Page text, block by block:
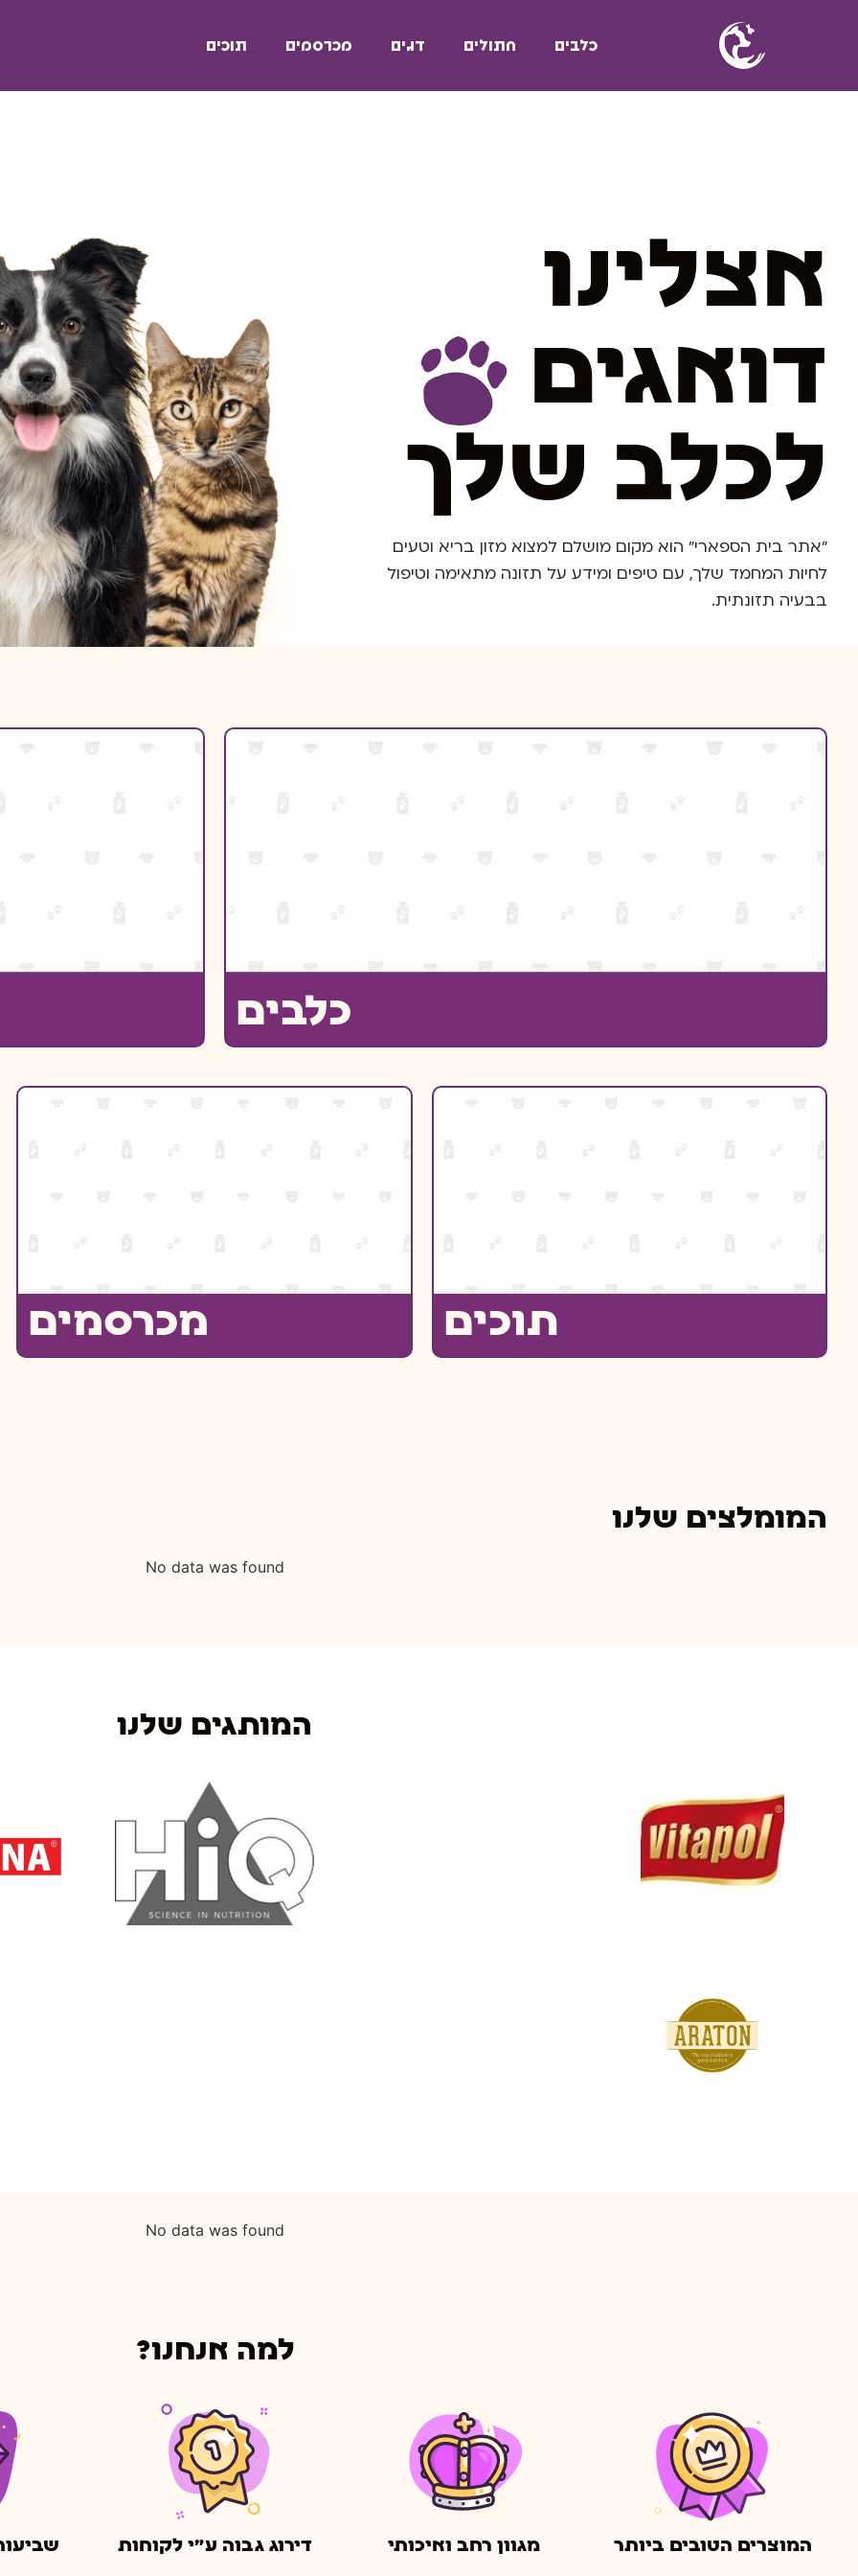
כלבים חתולים דגים מכרסמים תוכים
אצלינו
דואגים
לכלב שלך
"אתר בית הספארי" הוא מקום מושלם למצוא מזון בריא וטעים
לחיות המחמד שלך, עם טיפים ומידע על תזונה מתאימה וטיפול
בבעיה תזונתית.
כלבים
תוכים מכרסמים
המומלצים שלנו
No data was found
המותגים שלנו
No data was found
למה אנחנו?
המוצרים הטובים ביותר מגוון רחב ואיכותי דירוג גבוה ע״י לקוחות